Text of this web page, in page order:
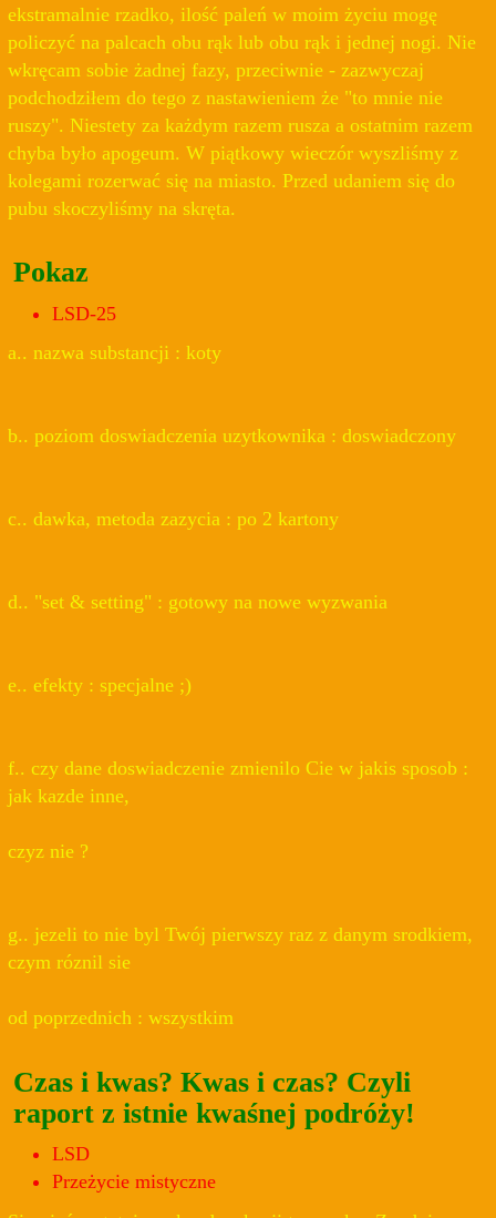
ekstramalnie rzadko, ilość paleń w moim życiu mogę
policzyć na palcach obu rąk lub obu rąk i jednej nogi. Nie
wkręcam sobie żadnej fazy, przeciwnie - zazwyczaj
podchodziłem do tego z nastawieniem że "to mnie nie
ruszy". Niestety za każdym razem rusza a ostatnim razem
chyba było apogeum. W piątkowy wieczór wyszliśmy z
kolegami rozerwać się na miasto. Przed udaniem się do
pubu skoczyliśmy na skręta.
Pokaz
LSD-25
a.. nazwa substancji : koty
b.. poziom doswiadczenia uzytkownika : doswiadczony
c.. dawka, metoda zazycia : po 2 kartony
d.. "set & setting" : gotowy na nowe wyzwania
e.. efekty : specjalne ;)
f.. czy dane doswiadczenie zmienilo Cie w jakis sposob :
jak kazde inne,
czyz nie ?
g.. jezeli to nie byl Twój pierwszy raz z danym srodkiem,
czym róznil sie
od poprzednich : wszystkim
Czas i kwas? Kwas i czas? Czyli
raport z istnie kwaśnej podróży!
LSD
Przeżycie mistyczne